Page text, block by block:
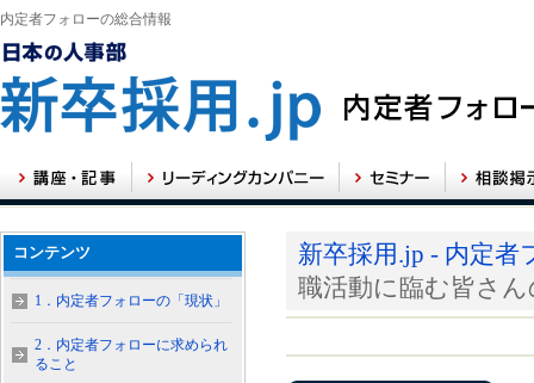
内定者フォローの総合情報
新卒採用.jp - 内定者
職活動に臨む皆さ
コンテンツ
1．内定者フォローの「現状」
2．内定者フォローに求められ
ること